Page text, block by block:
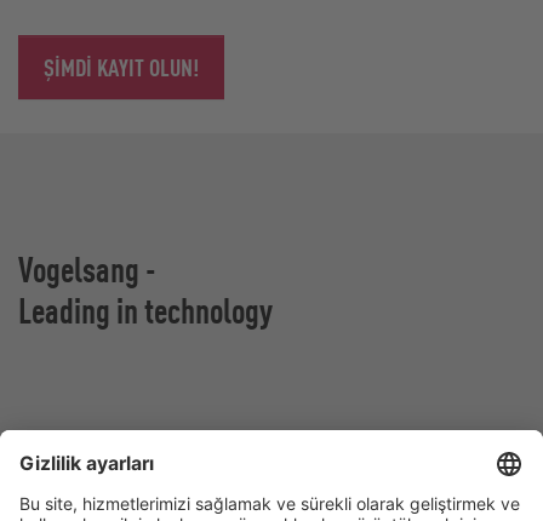
ŞIMDI KAYIT OLUN!
Vogelsang -
Leading in technology
Holthoege 10-14
49632 Essen (Oldenburg)